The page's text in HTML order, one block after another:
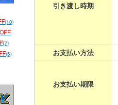
(10)
(7)
(6)
引き渡し時期
お支払い方法
お支払い期限